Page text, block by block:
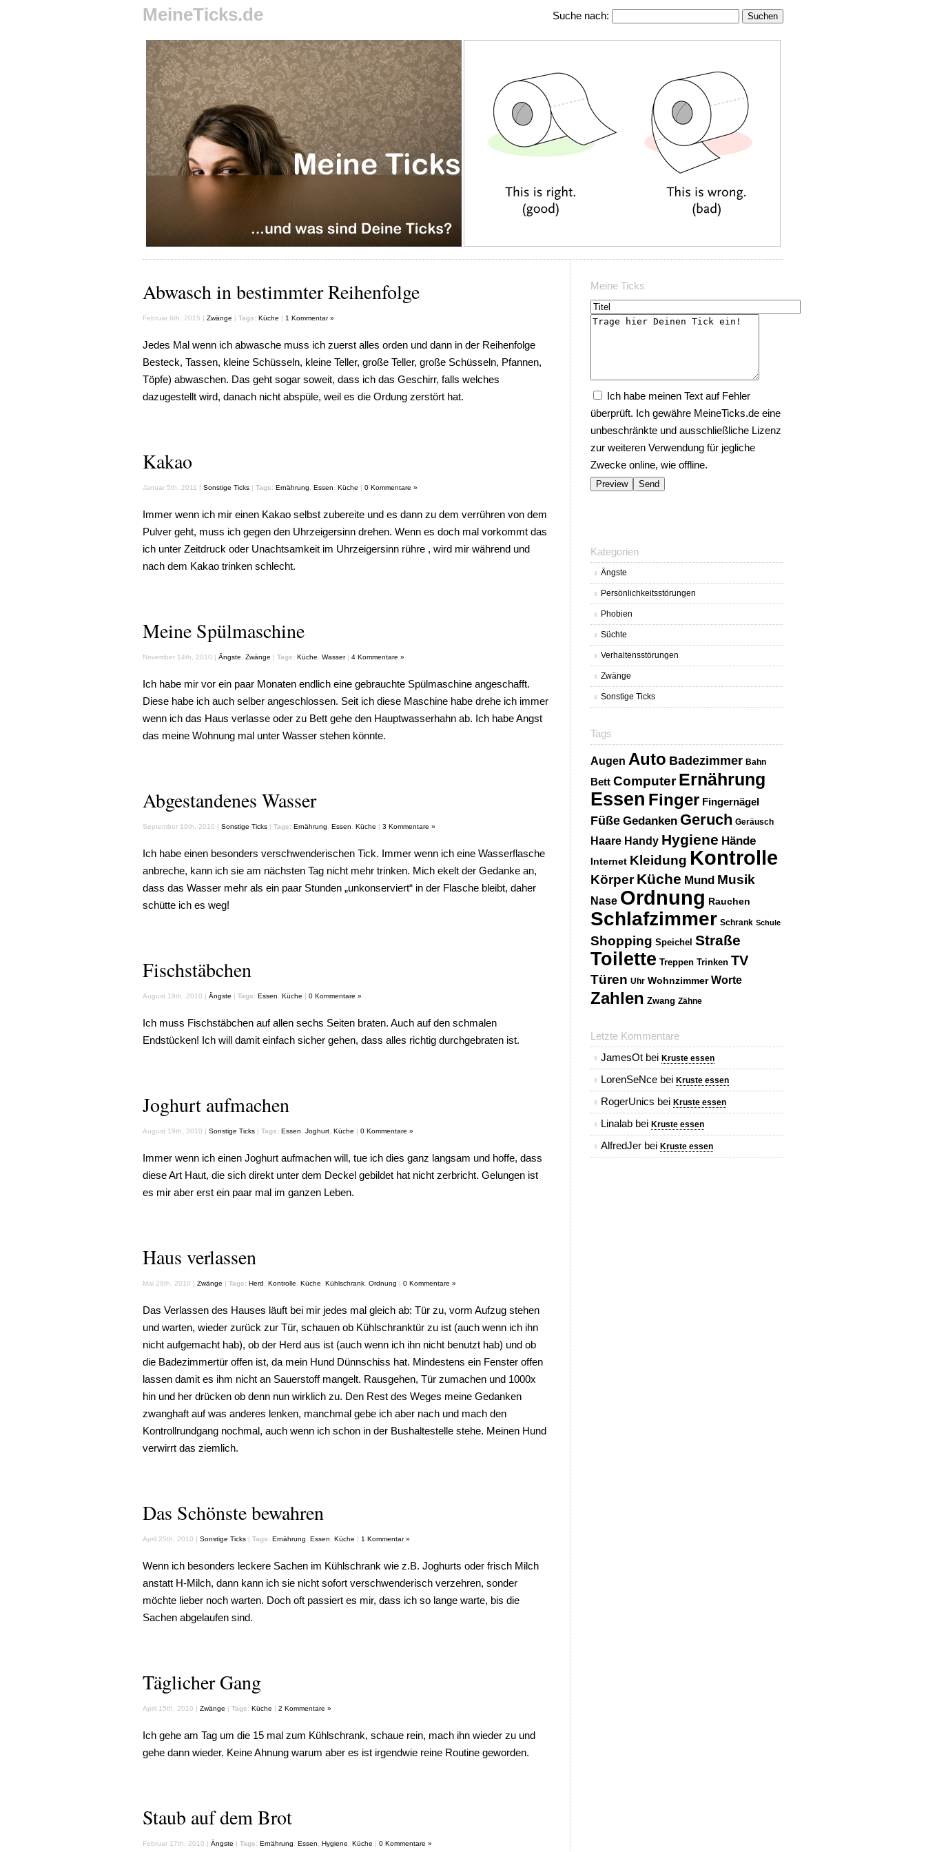
MeineTicks.de Suche nach:
Abwasch in bestimmter Reihenfolge
Februar 6th, 2015 | Zwänge | Tags: Küche | 1 Kommentar »
Jedes Mal wenn ich abwasche muss ich zuerst alles orden und dann in der Reihenfolge
Besteck, Tassen, kleine Schüsseln, kleine Teller, große Teller, große Schüsseln, Pfannen,
Töpfe) abwaschen. Das geht sogar soweit, dass ich das Geschirr, falls welches
dazugestellt wird, danach nicht abspüle, weil es die Ordung zerstört hat.
Kakao
Januar 5th, 2011 | Sonstige Ticks | Tags: Ernährung Essen Küche | 0 Kommentare »
Immer wenn ich mir einen Kakao selbst zubereite und es dann zu dem verrühren von dem
Pulver geht, muss ich gegen den Uhrzeigersinn drehen. Wenn es doch mal vorkommt das
ich unter Zeitdruck oder Unachtsamkeit im Uhrzeigersinn rühre , wird mir während und
nach dem Kakao trinken schlecht.
Meine Spülmaschine
November 14th, 2010 | Ängste Zwänge | Tags: Küche Wasser| 4 Kommentare »
Ich habe mir vor ein paar Monaten endlich eine gebrauchte Spülmaschine angeschafft.
Diese habe ich auch selber angeschlossen. Seit ich diese Maschine habe drehe ich immer
wenn ich das Haus verlasse oder zu Bett gehe den Hauptwasserhahn ab. Ich habe Angst
das meine Wohnung mal unter Wasser stehen könnte.
Abgestandenes Wasser
September 19th, 2010 | Sonstige Ticks | Tags: Ernährung Essen Küche | 3 Kommentare »
Ich habe einen besonders verschwenderischen Tick. Immer wenn ich eine Wasserflasche
anbreche, kann ich sie am nächsten Tag nicht mehr trinken. Mich ekelt der Gedanke an,
dass das Wasser mehr als ein paar Stunden „unkonserviert“ in der Flasche bleibt, daher
schütte ich es weg!
Fischstäbchen
August 19th, 2010 | Ängste | Tags: Essen Küche | 0 Kommentare »
Ich muss Fischstäbchen auf allen sechs Seiten braten. Auch auf den schmalen
Endstücken! Ich will damit einfach sicher gehen, dass alles richtig durchgebraten ist.
Joghurt aufmachen
August 19th, 2010 | Sonstige Ticks | Tags: Essen Joghurt Küche | 0 Kommentare »
Immer wenn ich einen Joghurt aufmachen will, tue ich dies ganz langsam und hoffe, dass
diese Art Haut, die sich direkt unter dem Deckel gebildet hat nicht zerbricht. Gelungen ist
es mir aber erst ein paar mal im ganzen Leben.
Haus verlassen
Mai 29th, 2010 | Zwänge | Tags: Herd Kontrolle Küche Kühlschrank Ordnung | 0 Kommentare »
Das Verlassen des Hauses läuft bei mir jedes mal gleich ab: Tür zu, vorm Aufzug stehen
und warten, wieder zurück zur Tür, schauen ob Kühlschranktür zu ist (auch wenn ich ihn
nicht aufgemacht hab), ob der Herd aus ist (auch wenn ich ihn nicht benutzt hab) und ob
die Badezimmertür offen ist, da mein Hund Dünnschiss hat. Mindestens ein Fenster offen
lassen damit es ihm nicht an Sauerstoff mangelt. Rausgehen, Tür zumachen und 1000x
hin und her drücken ob denn nun wirklich zu. Den Rest des Weges meine Gedanken
zwanghaft auf was anderes lenken, manchmal gebe ich aber nach und mach den
Kontrollrundgang nochmal, auch wenn ich schon in der Bushaltestelle stehe. Meinen Hund
verwirrt das ziemlich.
Das Schönste bewahren
April 25th, 2010 | Sonstige Ticks | Tags: Ernährung Essen Küche | 1 Kommentar »
Wenn ich besonders leckere Sachen im Kühlschrank wie z.B. Joghurts oder frisch Milch
anstatt H-Milch, dann kann ich sie nicht sofort verschwenderisch verzehren, sonder
möchte lieber noch warten. Doch oft passiert es mir, dass ich so lange warte, bis die
Sachen abgelaufen sind.
Täglicher Gang
April 15th, 2010 | Zwänge | Tags: Küche | 2 Kommentare »
Ich gehe am Tag um die 15 mal zum Kühlschrank, schaue rein, mach ihn wieder zu und
gehe dann wieder. Keine Ahnung warum aber es ist irgendwie reine Routine geworden.
Staub auf dem Brot
Februar 17th, 2010 | Ängste | Tags: Ernährung Essen Hygiene Küche | 0 Kommentare »
Meine Ticks
Ich habe meinen Text auf Fehler
überprüft. Ich gewähre MeineTicks.de eine
unbeschränkte und ausschließliche Lizenz
zur weiteren Verwendung für jegliche
Zwecke online, wie offline.
Kategorien
Ängste
Persönlichkeitsstörungen
Phobien
Süchte
Verhaltensstörungen
Zwänge
Sonstige Ticks
Tags
Augen Auto Badezimmer Bahn
Bett Computer Ernährung
Essen Finger Fingernägel
Füße Gedanken Geruch Geräusch
Haare Handy Hygiene Hände
Internet Kleidung Kontrolle
Körper Küche Mund Musik
Nase Ordnung Rauchen
Schlafzimmer Schrank Schule
Shopping Speichel Straße
Toilette Treppen Trinken TV
Türen Uhr Wohnzimmer Worte
Zahlen Zwang Zähne
Letzte Kommentare
JamesOt bei Kruste essen
LorenSeNce bei Kruste essen
RogerUnics bei Kruste essen
Linalab bei Kruste essen
AlfredJer bei Kruste essen